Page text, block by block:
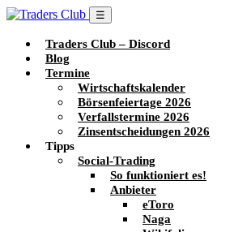
☰
Traders Club – Discord
Blog
Termine
Wirtschaftskalender
Börsenfeiertage 2026
Verfallstermine 2026
Zinsentscheidungen 2026
Tipps
Social-Trading
So funktioniert es!
Anbieter
eToro
Naga